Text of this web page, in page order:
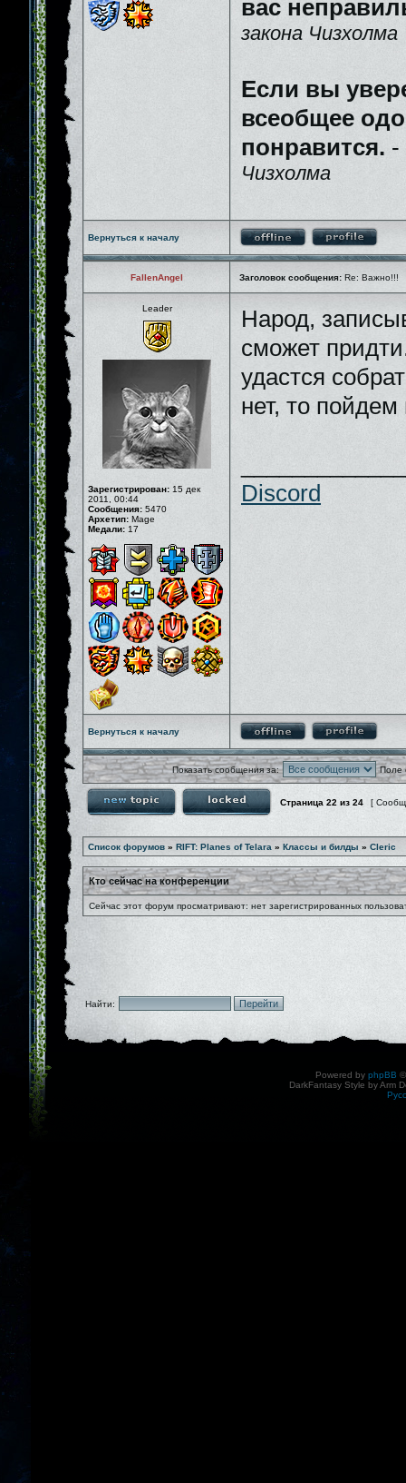
вас
закона Чизхолма
Если вы
всеобщее
понравится. -
Чизхолма
Вернуться к началу
FallenAngel Заголовок сообщения: Re: Важно!!!
Leader
Зарегистрирован: 15 дек
2011, 00:44
Сообщения: 5470
Архетип: Mage
Медали: 17
Народ,
сможет
удастся
нет, то пойдем
Discord
Вернуться к началу
Показать сообщения за: Поле
Страница 22 из 24 [
Список форумов » RIFT: Planes of Telara » Классы и билды » Cleric
Кто сейчас на конференции
Сейчас этот форум просматривают: нет зарегистрированных
Найти:
Powered by phpBB
DarkFantasy Style by Arm